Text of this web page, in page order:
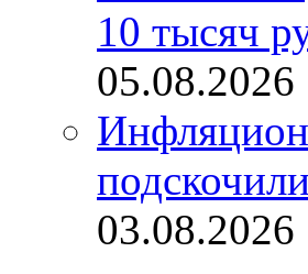
10 тысяч